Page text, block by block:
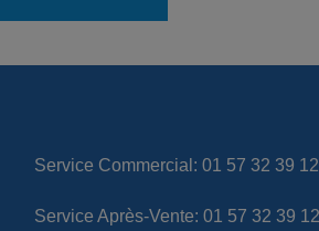
Service Commercial: 01 57 32 39 12
Service Après-Vente: 01 57 32 39